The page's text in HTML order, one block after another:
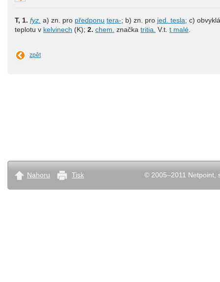
T, 1. fyz. a) zn. pro předponu tera-; b) zn. pro jed. tesla; c)
teplotu v kelvinech (K); 2. chem. značka tritia. V.t. t malé.
zpět
© 2005–2011 Netpoint,
Nahoru Tisk